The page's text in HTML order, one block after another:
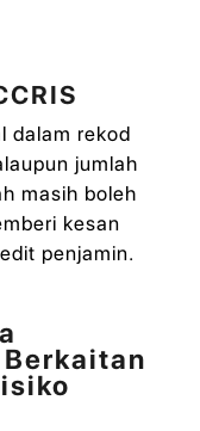
dalam rekod
jumlah
masih boleh
kesan
penjamin.